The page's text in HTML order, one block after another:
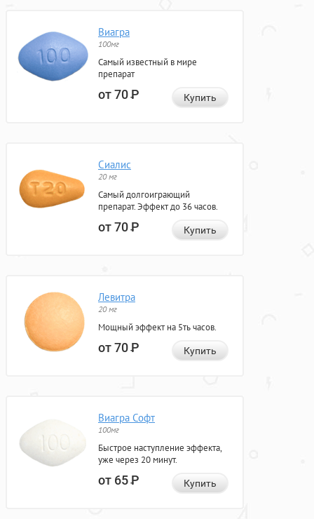
Виагра
100мг
Самый известный в мире
препарат
от 70Р Купить
Сиалис
20 мг
Самый долгоиграющий
препарат. Эффект до 36 часов.
от 70Р Купить
Левитра
20 мг
Мощный эффект на 5ть часов.
от 70Р Купить
Виагра Софт
100мг
Быстрое наступление эффекта,
уже через 20 минут.
от 65Р Купить